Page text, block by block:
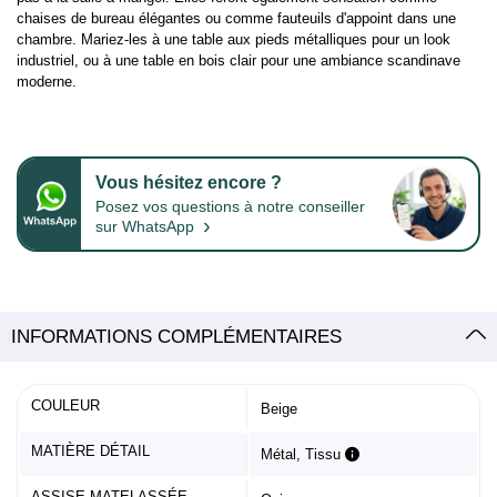
chaises de bureau élégantes ou comme fauteuils d'appoint dans une
chambre. Mariez-les à une table aux pieds métalliques pour un look
industriel, ou à une table en bois clair pour une ambiance scandinave
moderne.
Vous hésitez encore ?
Posez vos questions à notre conseiller
sur WhatsApp ›
INFORMATIONS COMPLÉMENTAIRES
COULEUR Beige
MATIÈRE DÉTAIL Métal, Tissu